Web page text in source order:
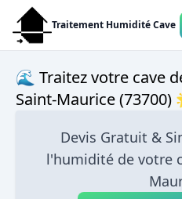
Traitement Humidité Cave
🌊 Traitez votre cave
Saint-Maurice
Devis Gratuit &
l'humidité de votre